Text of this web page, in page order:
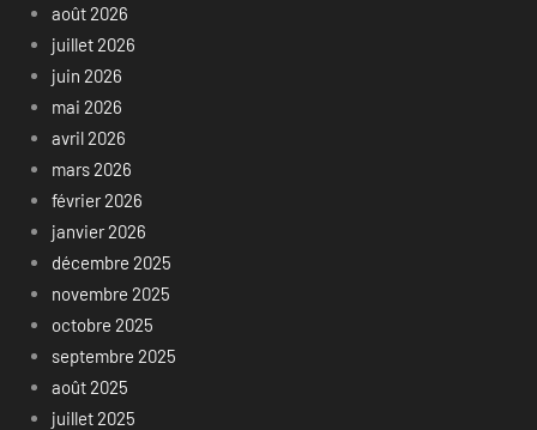
août 2026
juillet 2026
juin 2026
mai 2026
avril 2026
mars 2026
février 2026
janvier 2026
décembre 2025
novembre 2025
octobre 2025
septembre 2025
août 2025
juillet 2025